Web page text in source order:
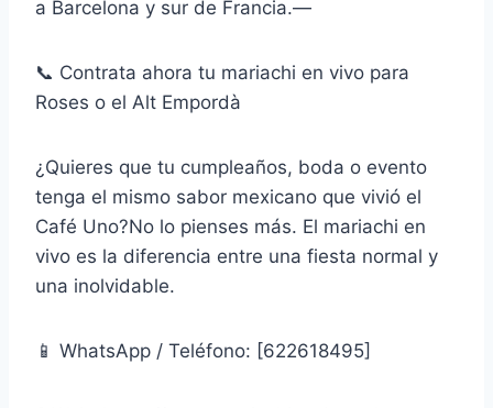
a Barcelona y sur de Francia.—
📞 Contrata ahora tu mariachi en vivo para
Roses o el Alt Empordà
¿Quieres que tu cumpleaños, boda o evento
tenga el mismo sabor mexicano que vivió el
Café Uno?No lo pienses más. El mariachi en
vivo es la diferencia entre una fiesta normal y
una inolvidable.
📱 WhatsApp / Teléfono: [622618495]